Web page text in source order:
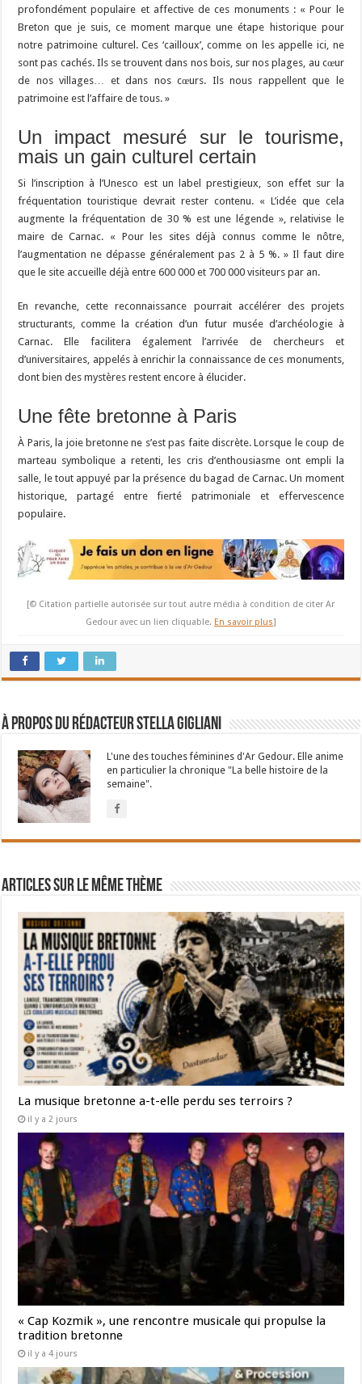
profondément populaire et affective de ces monuments : « Pour le
Breton que je suis, ce moment marque une étape historique pour
notre patrimoine culturel. Ces ‘cailloux’, comme on les appelle ici, ne
sont pas cachés. Ils se trouvent dans nos bois, sur nos plages, au cœur
de nos villages… et dans nos cœurs. Ils nous rappellent que le
patrimoine est l’affaire de tous. »
Un impact mesuré sur le tourisme,
mais un gain culturel certain
Si l’inscription à l’Unesco est un label prestigieux, son effet sur la
fréquentation touristique devrait rester contenu. « L’idée que cela
augmente la fréquentation de 30 % est une légende », relativise le
maire de Carnac. « Pour les sites déjà connus comme le nôtre,
l’augmentation ne dépasse généralement pas 2 à 5 %. » Il faut dire
que le site accueille déjà entre 600 000 et 700 000 visiteurs par an.
En revanche, cette reconnaissance pourrait accélérer des projets
structurants, comme la création d’un futur musée d’archéologie à
Carnac. Elle facilitera également l’arrivée de chercheurs et
d’universitaires, appelés à enrichir la connaissance de ces monuments,
dont bien des mystères restent encore à élucider.
Une fête bretonne à Paris
À Paris, la joie bretonne ne s’est pas faite discrète. Lorsque le coup de
marteau symbolique a retenti, les cris d’enthousiasme ont empli la
salle, le tout appuyé par la présence du bagad de Carnac. Un moment
historique, partagé entre fierté patrimoniale et effervescence
populaire.
[© Citation partielle autorisée sur tout autre média à condition de citer Ar
Gedour avec un lien cliquable. En savoir plus]
À propos du rédacteur Stella Gigliani
L'une des touches féminines d'Ar Gedour. Elle anime
en particulier la chronique "La belle histoire de la
semaine".
Articles sur le même thème
La musique bretonne a-t-elle perdu ses terroirs ?
il y a 2 jours
« Cap Kozmik », une rencontre musicale qui propulse la
tradition bretonne
il y a 4 jours